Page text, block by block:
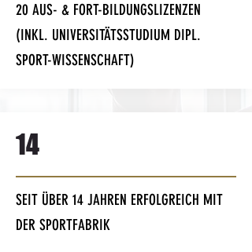
20 AUS- & FORT-BILDUNGSLIZENZEN
(INKL. UNIVERSITÄTSSTUDIUM DIPL.
SPORT-WISSENSCHAFT)
14
SEIT ÜBER 14 JAHREN ERFOLGREICH MIT
DER SPORTFABRIK